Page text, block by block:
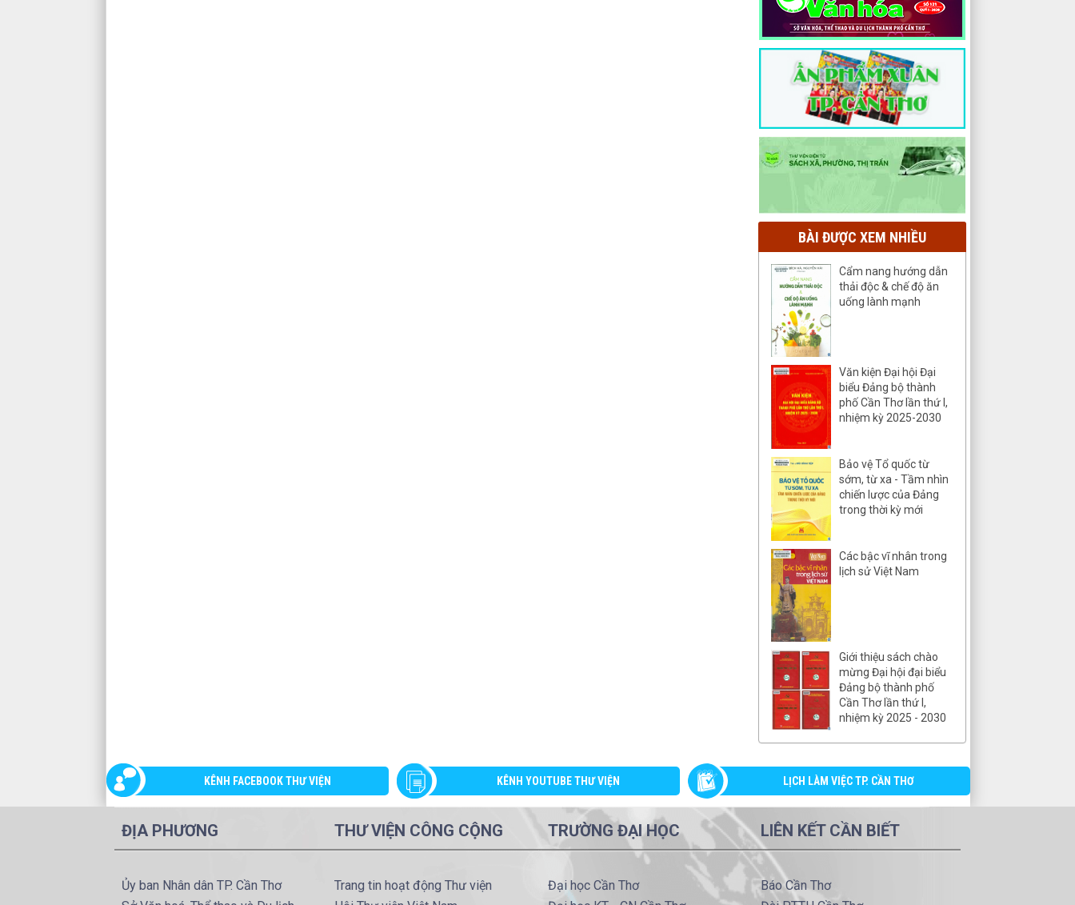
BÀI ĐƯỢC XEM NHIỀU
Cẩm nang hướng dẫn
thải độc & chế độ ăn
uống lành mạnh
Văn kiện Đại hội Đại
biểu Đảng bộ thành
phố Cần Thơ lần thứ I,
nhiệm kỳ 2025-2030
Bảo vệ Tổ quốc từ
sớm, từ xa - Tầm nhìn
chiến lược của Đảng
trong thời kỳ mới
Các bậc vĩ nhân trong
lịch sử Việt Nam
Giới thiệu sách chào
mừng Đại hội đại biểu
Đảng bộ thành phố
Cần Thơ lần thứ I,
nhiệm kỳ 2025 - 2030
KÊNH FACEBOOK THƯ VIỆN KÊNH YOUTUBE THƯ VIỆN LỊCH LÀM VIỆC TP. CẦN THƠ
ĐỊA PHƯƠNG
Ủy ban Nhân dân TP. Cần Thơ
THƯ VIỆN CÔNG CỘNG
Trang tin hoạt động Thư viện
TRƯỜNG ĐẠI HỌC
Đại học Cần Thơ
LIÊN KẾT CẦN BIẾT
Báo Cần Thơ